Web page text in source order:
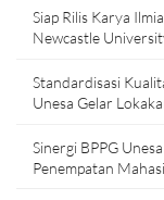
Siap Rilis Karya
Newcastle
Standardisasi
Unesa Gelar
Sinergi BPPG
Penempatan